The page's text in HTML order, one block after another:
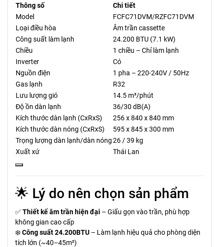
Thông số
Chi tiết
Model
FCFC71DVM/RZFC71DVM
Loại điều hòa
Âm trần cassette
Công suất làm lạnh
24.200 BTU (7.1 kW)
Chiều
1 chiều – Chỉ làm lạnh
Inverter
Có
Nguồn điện
1 pha – 220-240V / 50Hz
Gas lạnh
R32
Lưu lượng gió
14.5 m³/phút
Độ ồn dàn lạnh
36/30 dB(A)
Kích thước dàn lạnh (CxRxS)
256 x 840 x 840 mm
Kích thước dàn nóng (CxRxS)
595 x 845 x 300 mm
Trọng lượng dàn lạnh/dàn nóng26 / 39 kg
Xuất xứ
Thái Lan
🌟 Lý do nên chọn sản phẩm
✅Thiết kế âm trần hiện đại – Giấu gọn vào trần, phù hợp
không gian cao cấp
❄️Công suất 24.200BTU – Làm lạnh hiệu quả cho phòng diện
tích lớn (~40–45m²)